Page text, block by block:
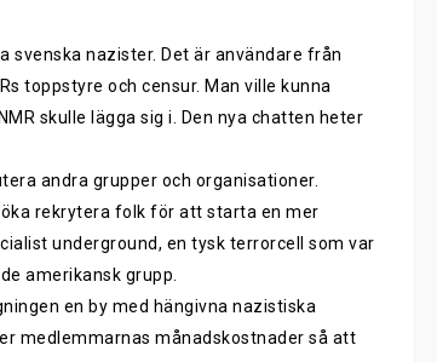
svenska nazister. Det är användare från
toppstyre och censur. Man ville kunna
skulle lägga sig i. Den nya chatten heter
andra grupper och organisationer.
rekrytera folk för att starta en mer
underground, en tysk terrorcell som var
amerikansk grupp.
en by med hängivna nazistiska
medlemmarnas månadskostnader så att